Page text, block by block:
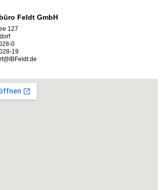
Feldt GmbH
127
0
19